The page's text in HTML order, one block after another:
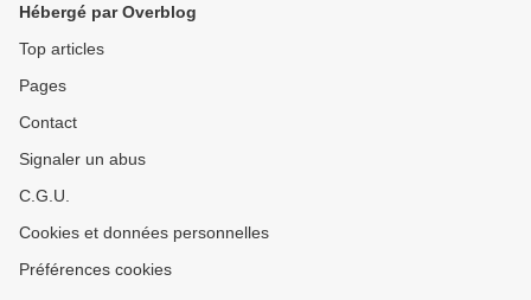
Hébergé par Overblog
Top articles
Pages
Contact
Signaler un abus
C.G.U.
Cookies et données personnelles
Préférences cookies